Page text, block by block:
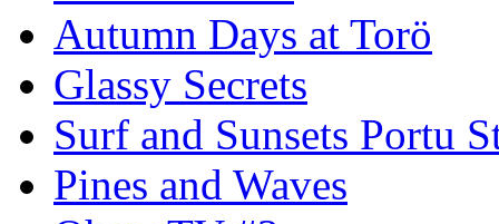
Autumn Days at Torö
Glassy Secrets
Surf and Sunsets Portu
Pines and Waves